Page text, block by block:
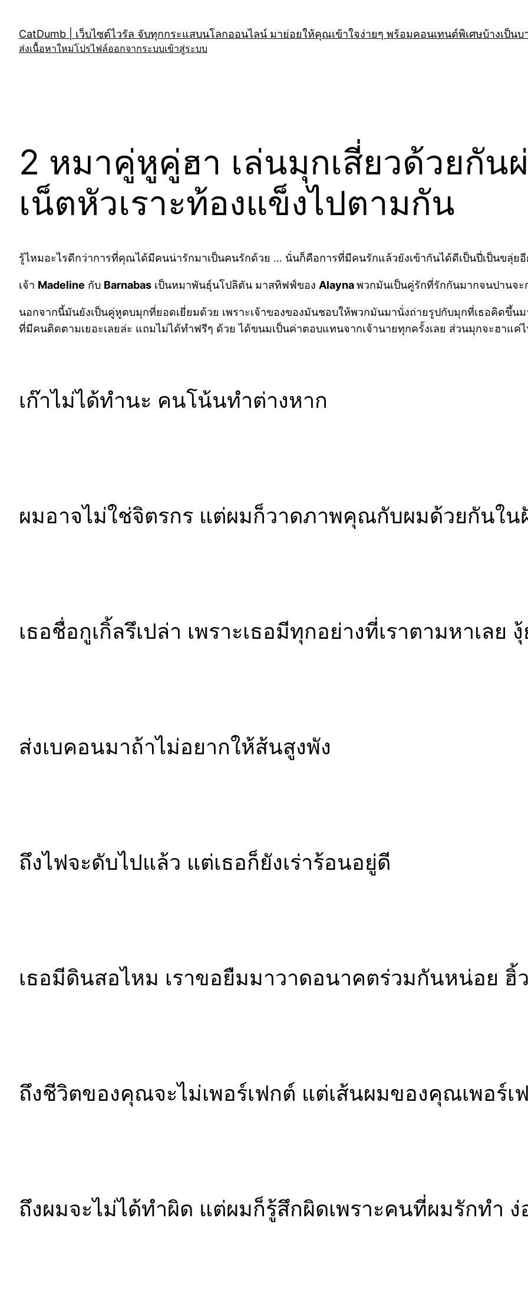
content
CatDumb | เว็บไซต์ไวรัล จับทุกกระแสบนโลกออนไลน์ มาย่อยให้คุณเข้าใจง่ายๆ พร้อมคอนเทนต์พิเศษบ้างเป็นบ
ส่งเนื้อหาใหม่โปรไฟล์ออกจากระบบเข้าสู่ระบบ
2 หมาคู่หูคู่ฮา เล่นมุกเสี่ยวด้วยกัน
เน็ตหัวเราะท้องแข็งไปตามกัน
รู้ไหมอะไรดีกว่าการที่คุณได้มีคนน่ารักมาเป็นคนรักด้วย … นั่นก็คือการที่มีคนรักแล้วยังเข้ากันได้ดีเป็นปี่เป็นขลุ่ยอี
เจ้า Madeline กับ Barnabas เป็นหมาพันธุ์นโปลิตัน มาสทิฟฟ์ของ Alaynaพวกมันเป็นคู่รักที่รักกันมากจนปานจ
นอกจากนี้มันยังเป็นคู่หูตบมุกที่ยอดเยี่ยมด้วย เพราะเจ้าของของมันชอบให้พวกมันมานั่งถ่ายรูปกับมุกที่เธอคิดขึ้น
ที่มีคนติดตามเยอะเลยล่ะ แถมไม่ได้ทำฟรีๆ ด้วย ได้ขนมเป็นค่าตอบแทนจากเจ้านายทุกครั้งเลย ส่วนมุกจะฮาแค่
เก๊าไม่ได้ทำนะ คนโน้นทำต่างหาก
ผมอาจไม่ใช่จิตรกร แต่ผมก็วาดภาพคุณกับผมด้วยกันใน
เธอชื่อกูเกิ้ลรึเปล่า เพราะเธอมีทุกอย่างที่เราตามหาเลย
ส่งเบคอนมาถ้าไม่อยากให้ส้นสูงพัง
ถึงไฟจะดับไปแล้ว แต่เธอก็ยังเร่าร้อนอยู่ดี
เธอมีดินสอไหม เราขอยืมมาวาดอนาคตร่วมกันหน่อย ฮิ้
ถึงชีวิตของคุณจะไม่เพอร์เฟกต์ แต่เส้นผมของคุณเพอร์เ
ถึงผมจะไม่ได้ทำผิด แต่ผมก็รู้สึกผิดเพราะคนที่ผมรักทำ ง่